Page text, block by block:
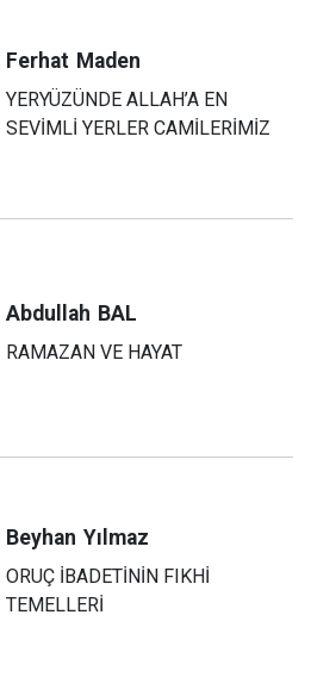
Ferhat Maden
YERYÜZÜNDE ALLAH’A EN
SEVİMLİ YERLER CAMİLERİMİZ
Abdullah BAL
RAMAZAN VE HAYAT
Beyhan Yılmaz
ORUÇ İBADETİNİN FIKHİ
TEMELLERİ